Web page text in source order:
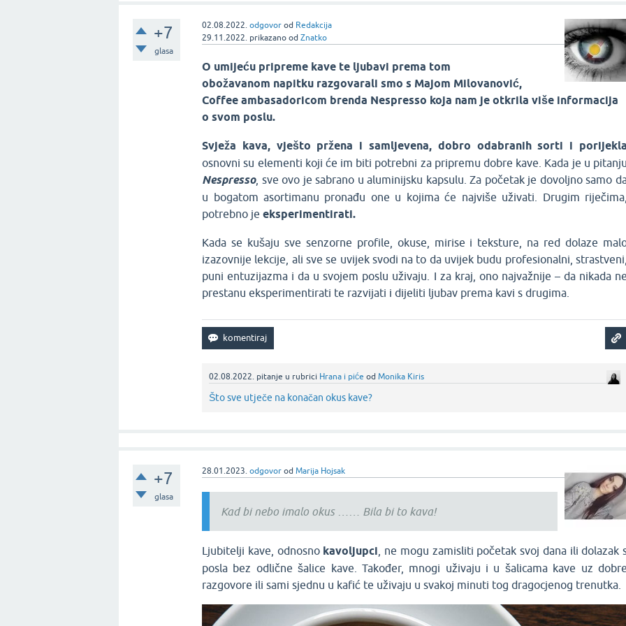
+7
glasa
02.08.2022. odgovor od Redakcija
29.11.2022. prikazano odZnatko
O umijeću pripreme kave te ljubavi prema tom
obožavanom napitku razgovarali smo s Majom Milovanović,
Coffee ambasadoricom brenda Nespresso koja nam je otkrila više informacija
o svom poslu.
Svježa kava, vješto pržena i samljevena, dobro odabranih sorti i porijekla
osnovni su elementi koji će im biti potrebni za pripremu dobre kave. Kada je u pitanju
Nespresso, sve ovo je sabrano u aluminijsku kapsulu. Za početak je dovoljno samo
u bogatom asortimanu pronađu one u kojima će najviše uživati. Drugim riječima,
potrebno jeeksperimentirati.
Kada se kušaju sve senzorne profile, okuse, mirise i teksture, na red dolaze
izazovnije lekcije, ali sve se uvijek svodi na to da uvijek budu profesionalni, strastveni,
puni entuzijazma i da u svojem poslu uživaju. I za kraj, ono najvažnije – da nikada ne
prestanu eksperimentirati te razvijati i dijeliti ljubav prema kavi s drugima.
02.08.2022. pitanje u rubrici Hrana i piće odMonika Kiris
Što sve utječe na konačan okus kave?
+7
glasa
28.01.2023. odgovor odMarija Hojsak
Kad bi nebo imalo okus …… Bila bi to kava!
Ljubitelji kave, odnosno kavoljupci , ne mogu zamisliti početak svoj dana ili dolazak
posla bez odlične šalice kave. Također, mnogi uživaju i u šalicama kave uz dobre
razgovore ili sami sjednu u kafić te uživaju u svakoj minuti tog dragocjenog trenutka.